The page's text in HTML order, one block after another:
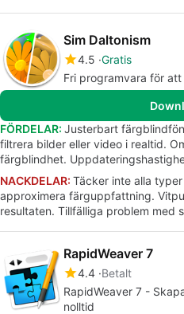
Sim Daltonism
4.5 Gratis
Fri programvara för
FÖRDELAR: Justerbart
filtrera bilder eller video i realtid.
färgblindhet.
NACKDELAR: Täcker inte alla
approximera färguppfattning.
resultaten. Tillfälliga problem med
RapidWeaver 7
4.4 Betalt
RapidWeaver 7 -
nolltid